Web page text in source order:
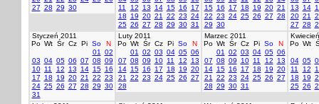
27 28 29 30
11
12 13 14 15 16
17
18
19 20 21 22 23 24
25 26 27 28 29 30 31
15 16 17 18 19 20 21
22 23 24 25 26 27 28
29 30
13
14
20 21
27 28
Styczeń 2011
Po Wt Śr Cz Pi So
N
01
02
03 04 05 06 07 08 09
10 11 12 13 14 15 16
17
18 19 20 21 22 23
24 25 26 27 28 29 30
31
Luty 2011
Po Wt Śr Cz Pi So
N
01
02 03 04 05 06
07 08 09 10 11 12
13
14 15 16 17 18 19 20
21
22 23 24 25 26 27
28
Marzec 2011
Po Wt Śr Cz Pi So
N
01
02 03 04 05 06
07 08 09 10 11 12
13
14 15 16 17 18 19 20
21
22 23 24 25 26 27
28 29 30 31
Po Wt
04 05
11
12
18
19
25 26